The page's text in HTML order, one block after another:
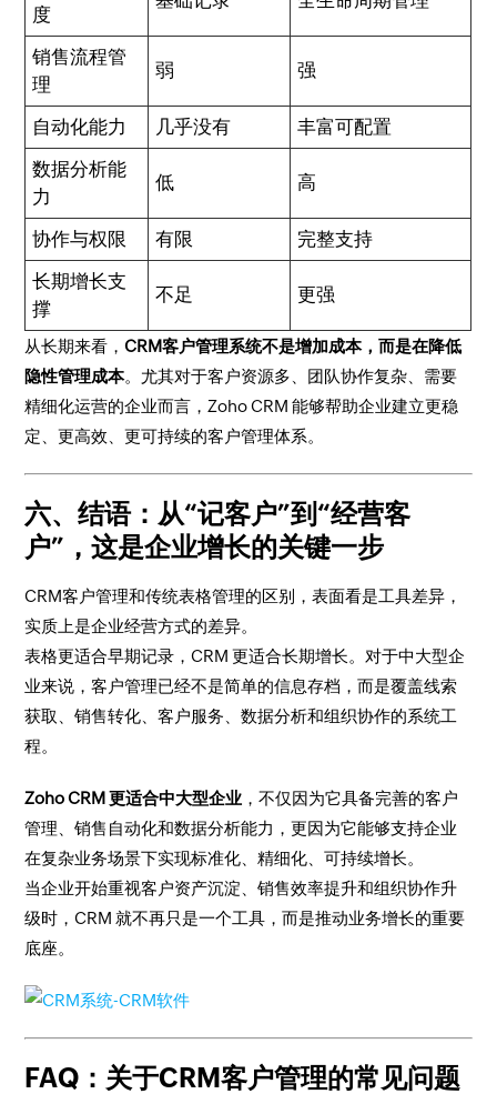
度
销售流程管
理
弱 强
自动化能力 几乎没有
丰富可配置
数据分析能
力
低 高
协作与权限 有限
完整支持
长期增长支
撑
不足 更强
从长期来看，CRM客户管理系统不是增加成本，而是在降低
隐性管理成本。尤其对于客户资源多、团队协作复杂、需要
精细化运营的企业而言，Zoho CRM 能够帮助企业建立更稳
定、更高效、更可持续的客户管理体系。
六、结语：从“记客户”到“经营客
户”，这是企业增长的关键一步
CRM客户管理和传统表格管理的区别，表面看是工具差异，
实质上是企业经营方式的差异。
表格更适合早期记录，CRM 更适合长期增长。对于中大型企
业来说，客户管理已经不是简单的信息存档，而是覆盖线索
获取、销售转化、客户服务、数据分析和组织协作的系统工
程。
Zoho CRM 更适合中大型企业 ，不仅因为它具备完善的客户
管理、销售自动化和数据分析能力，更因为它能够支持企业
在复杂业务场景下实现标准化、精细化、可持续增长。
当企业开始重视客户资产沉淀、销售效率提升和组织协作升
级时，CRM 就不再只是一个工具，而是推动业务增长的重要
底座。
FAQ：关于CRM客户管理的常见问题